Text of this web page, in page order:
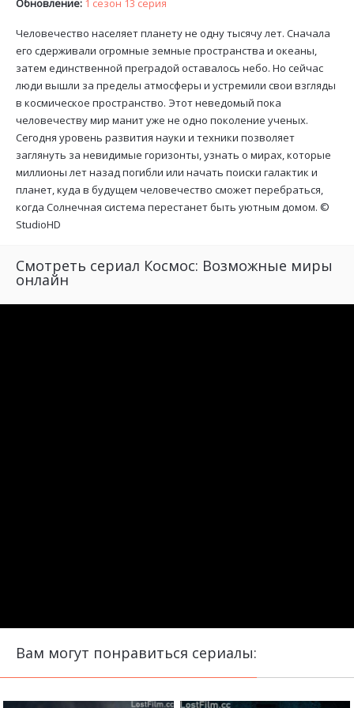
Человечество населяет планету не одну тысячу лет. Сначала
его сдерживали огромные земные пространства и океаны,
затем единственной преградой оставалось небо. Но сейчас
люди вышли за пределы атмосферы и устремили свои взгляды
в космическое пространство. Этот неведомый пока
человечеству мир манит уже не одно поколение ученых.
Сегодня уровень развития науки и техники позволяет
заглянуть за невидимые горизонты, узнать о мирах, которые
миллионы лет назад погибли или начать поиски галактик и
планет, куда в будущем человечество сможет перебраться,
когда Солнечная система перестанет быть уютным домом. ©
StudioHD
Смотреть сериал Космос: Возможные миры
онлайн
Вам могут понравиться сериалы: